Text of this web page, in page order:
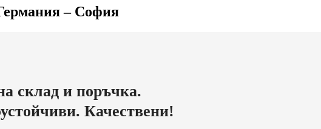
– София
склад и поръчка.
Качествени!